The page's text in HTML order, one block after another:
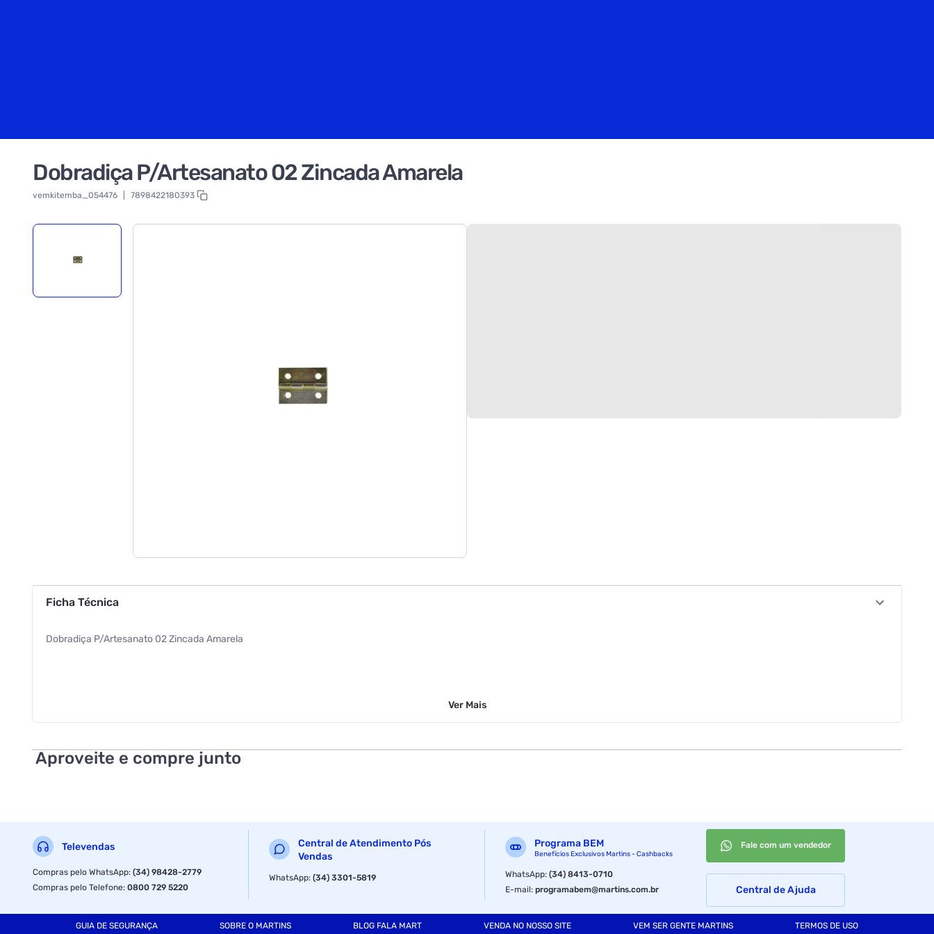
Dobradiça P/Artesanato 02 Zincada Amarela
vemkitemba_054476 7898422180393
Ficha Técnica
Dobradiça P/Artesanato 02 Zincada Amarela
Ver Mais
Aproveite e compre junto
Televendas
Compras pelo WhatsApp:(34) 98428-2779
Compras pelo Telefone:0800 729 5220
Central de Atendimento Pós
Vendas
WhatsApp:(34) 3301-5819
Programa BEM
Benefícios Exclusivos Martins - Cashbacks
WhatsApp:(34) 8413-0710
E-mail:programabem@martins.com.br
Fale com um vendedor
Central de Ajuda
GUIA DE SEGURANÇA SOBRE O MARTINS BLOG FALA MART VENDA NO NOSSO SITE VEM SER GENTE MARTINS TERMOS DE USO